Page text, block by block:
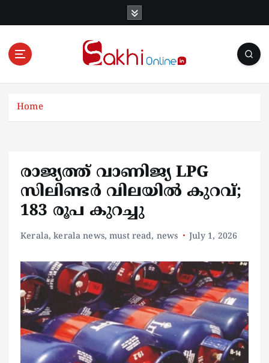
Online News Portal
Home
രാജ്യത്ത് വാണിജ്യ LPG
സിലിണ്ടർ വിലയിൽ കുറവ്;
183 രൂപ കുറച്ചു
Kerala,kerala news,must read, news July 1, 2026